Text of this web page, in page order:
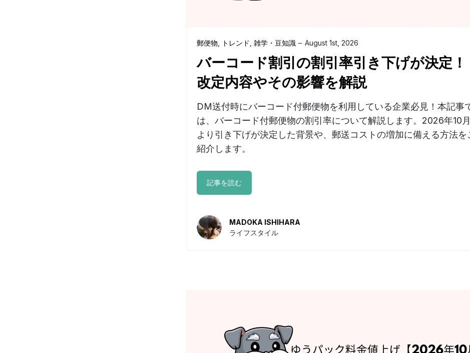
郵便物 トレンド 雑学・豆知識 August 1st, 2026
バーコード割引の割引率引き下げが決定！
改定内容やその影響を解説
DM送付時にバーコード付郵便物を利用している企業必見！本記事
は、バーコード付郵便物の割引率について解説します。2026年10月
より引き下げが決定した背景や、郵送コストの増加に備える方法を
紹介します。
記事を読む
MADOKA ISHIHARA
ライフスタイル